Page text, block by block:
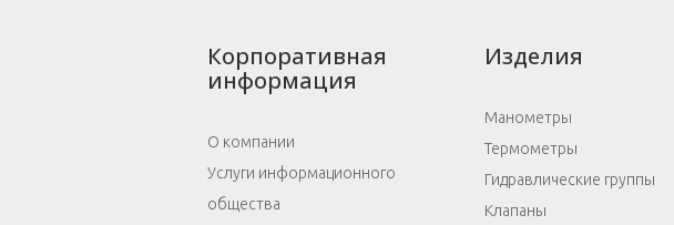
Корпоративная
информация
О компании
Услуги информационного
общества
Изделия
Манометры
Термометры
Гидравлические группы
Клапаны